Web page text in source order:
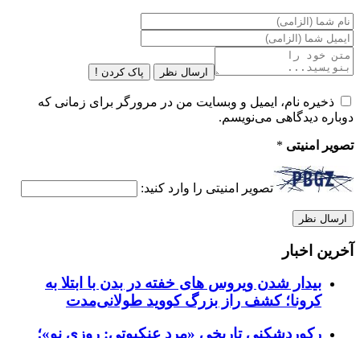
ارسال نظر پاک کردن !
ذخیره نام، ایمیل و وبسایت من در مرورگر برای زمانی که
دوباره دیدگاهی می‌نویسم.
تصویر امنیتی *
تصویر امنیتی را وارد کنید:
آخرین اخبار
بیدار شدن ویروس‌ های خفته در بدن با ابتلا به
کرونا؛ کشف راز بزرگ کووید طولانی‌مدت
رکوردشکنی تاریخی «مرد عنکبوتی: روزی نو»؛